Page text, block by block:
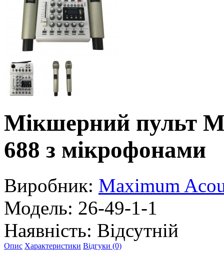
Мікшерний пульт
688 з мікрофонами
Виробник: Maximum
Модель: 26-49-1-1
Наявність: Відсутній
Опис Характеристики Відгуки (0)